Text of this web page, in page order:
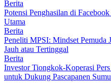
Berita
Potensi Penghasilan di
Utama
Berita
Peneliti MPSI: Mindset Pemuda
Jauh atau Tertinggal
Berita
Investor Tiongkok-Koperasi
untuk Dukung Pascapanen